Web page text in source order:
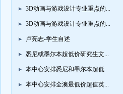
3D动画与游戏设计专业重点的...
3D动画与游戏设计专业重点的...
卢亮志-学生自述
悉尼或墨尔本超低价研究生文...
本中心安排悉尼和墨尔本超低...
本中心安排全澳最低价超值英...